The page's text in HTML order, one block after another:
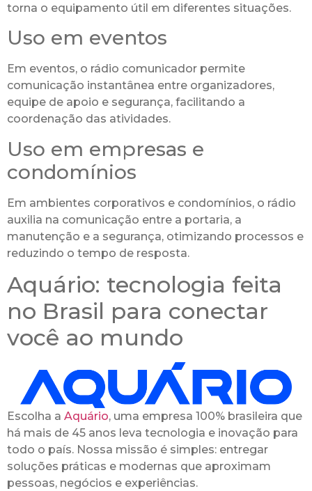
torna o equipamento útil em diferentes situações.
Uso em eventos
Em eventos, o rádio comunicador permite
comunicação instantânea entre organizadores,
equipe de apoio e segurança, facilitando a
coordenação das atividades.
Uso em empresas e
condomínios
Em ambientes corporativos e condomínios, o rádio
auxilia na comunicação entre a portaria, a
manutenção e a segurança, otimizando processos e
reduzindo o tempo de resposta.
Aquário: tecnologia feita
no Brasil para conectar
você ao mundo
Escolha a Aquário, uma empresa 100% brasileira que
há mais de 45 anos leva tecnologia e inovação para
todo o país. Nossa missão é simples: entregar
soluções práticas e modernas que aproximam
pessoas, negócios e experiências.